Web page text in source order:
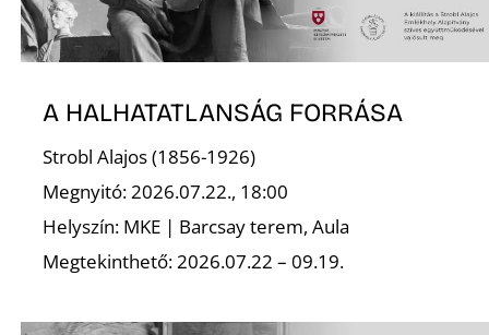
A HALHATATLANSÁG FORRÁSA
Strobl Alajos (1856-1926)
Megnyitó: 2026.07.22., 18:00
Helyszín: MKE | Barcsay terem, Aula
Megtekinthető: 2026.07.22 – 09.19.